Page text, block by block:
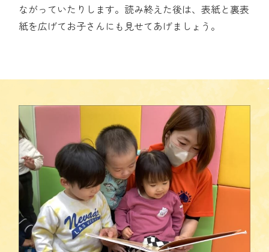
ながっていたりします。読み終えた後は、表紙と裏表
紙を広げてお子さんにも見せてあげましょう。